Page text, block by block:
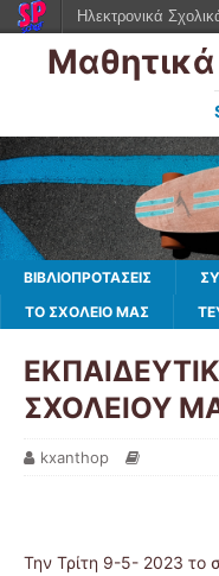
ΒΙΒΛΙΟΠΡΟΤΑΣΕΙΣ
ΤΟ ΣΧΟΛΕΙΟ ΜΑΣ
ΣΧΟΛΕΙΟΥ
kxanthop
Την Τρίτη 9-5- 2023 το
Ηλεκτρονικά